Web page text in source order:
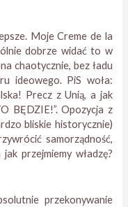
Moje Creme de la
dobrze widać to w
chaotycznie, bez ładu
ideowego. PiS woła:
Precz z Unią, a jak
BĘDZIE!”. Opozycja z
bliskie historycznie)
samorządność,
przejmiemy władzę?
przekonywanie